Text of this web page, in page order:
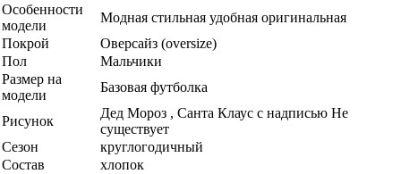
Особенности
модели
Модная стильная удобная оригинальная
Покрой
Оверсайз (oversize)
Пол
Мальчики
Размер на
модели
Базовая футболка
Рисунок
Дед Мороз , Санта Клаус с надписью Не
существует
Сезон
круглогодичный
Состав
хлопок